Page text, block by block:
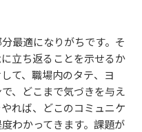
最適になりがちです。そ
立ち返ることを示せるか
て、職場内のタテ、ヨ
、どこまで気づきを与え
れば、どこのコミュニケ
わかってきます。課題が